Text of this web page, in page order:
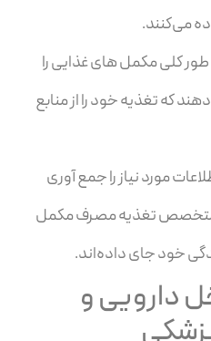
می‌کنند.
کلی مکمل های غذایی را
که تغذیه خود را از منابع
مورد نیاز را جمع آوری
متخصص تغذیه مصرف مکمل
خود جای داده‌اند.
دارویی و